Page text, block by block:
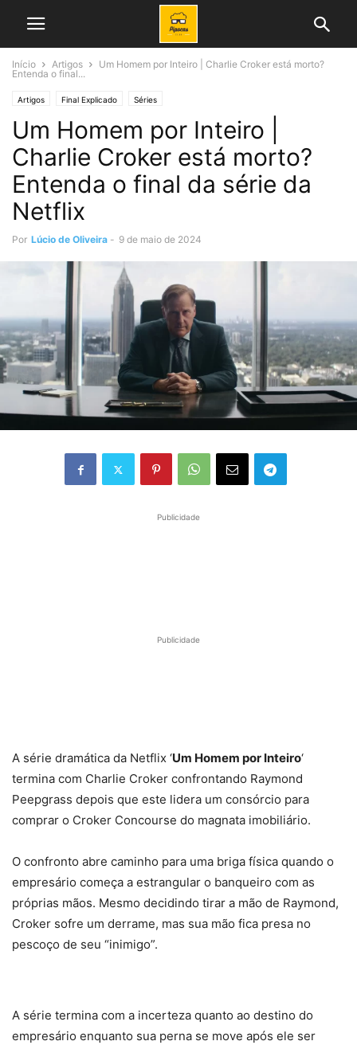
Início Artigos
Um Homem por Inteiro | Charlie Croker está morto?
Entenda o final...
Artigos Final Explicado Séries
Um Homem por Inteiro |
Charlie Croker está morto?
Entenda o final da série da
Netflix
Por Lúcio de Oliveira - 9 de maio de 2024
Publicidade
Publicidade
A série dramática da Netflix ‘Um Homem por Inteiro‘
termina com Charlie Croker confrontando Raymond
Peepgrass depois que este lidera um consórcio para
comprar o Croker Concourse do magnata imobiliário.
O confronto abre caminho para uma briga física quando o
empresário começa a estrangular o banqueiro com as
próprias mãos. Mesmo decidindo tirar a mão de Raymond,
Croker sofre um derrame, mas sua mão fica presa no
pescoço de seu “inimigo”.
A série termina com a incerteza quanto ao destino do
empresário enquanto sua perna se move após ele ser